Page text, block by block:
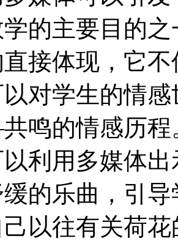
的主要目的
接体现，它
以对学生的情
鸣的情感历程
利用多媒体
的乐曲，引
以往有关荷